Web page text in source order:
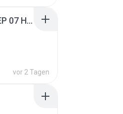
[Witanime.com] TSTJWGCDMS EP 07 HD.mp4
vor 2 Tagen